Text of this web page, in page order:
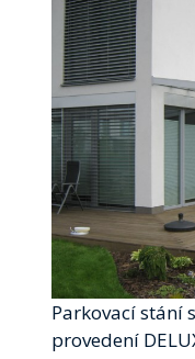
Parkovací stání
provedení